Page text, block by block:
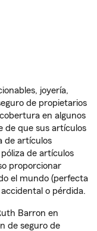
joyería,
de propietarios
en algunos
de que sus artículos
de artículos
de artículos
proporcionar
el mundo (perfecta
o pérdida.
Barron en
de seguro de